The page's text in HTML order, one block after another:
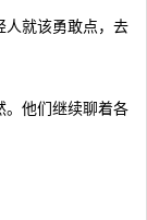
人就该勇敢点，去
。他们继续聊着各